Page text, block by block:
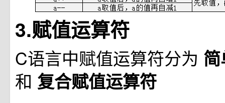
3.赋值运算符
C语言中赋值运算符分为
和 复合赋值运算符